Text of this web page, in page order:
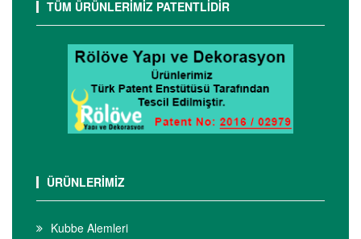
TÜM ÜRÜNLERİMİZ PATENTLİDİR
ÜRÜNLERİMİZ
Kubbe Alemleri